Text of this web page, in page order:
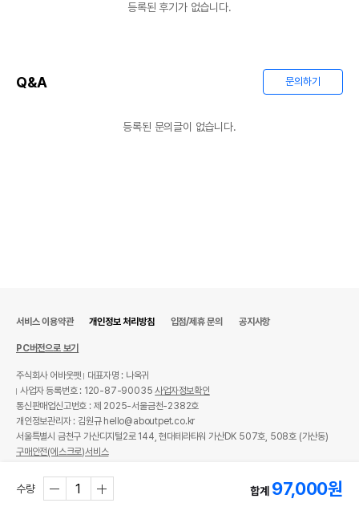
등록된 후기가 없습니다.
Q&A 문의하기
등록된 문의글이 없습니다.
수량 합계 97,000원
서비스 이용약관 개인정보 처리방침 입점/제휴 문의 공지사항
PC버전으로 보기
주식회사 어바웃펫
대표자명 : 나옥귀
사업자 등록번호 : 120-87-90035사업자정보확인
통신판매업신고번호 : 제 2025-서울금천-2382호
개인정보관리자 : 김원규 hello@aboutpet.co.kr
서울특별시 금천구 가산디지털2로 144, 현대테라타워 가산DK 507호, 508호 (가산동)
구매안전(에스크로)서비스